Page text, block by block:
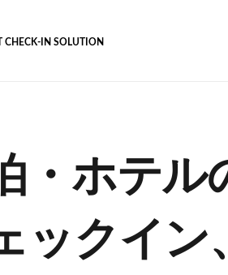
CHECK-IN SOLUTION
・ホテル
ックイン、